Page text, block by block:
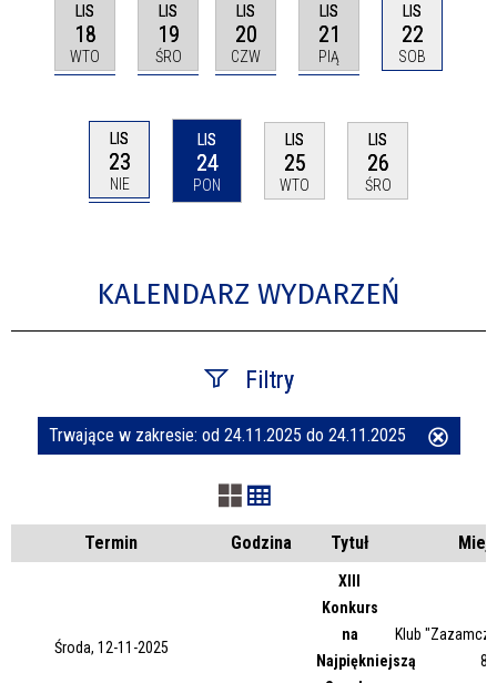
LIS
18
WTO
LIS
19
ŚRO
LIS
20
CZW
LIS
21
PIĄ
LIS
22
SOB
LIS
23
NIE
LIS
24
PON
LIS
25
WTO
LIS
26
ŚRO
KALENDARZ WYDARZEŃ
Filtry
Szukana fraza
Kategoria
Trwające w zakresie: od 24.11.2025 do 24.11.2025
Termin Godzina Tytuł
Środa, 12-11-2025
XIII
Konkurs
na
Najpiękniejszą
Klub
87